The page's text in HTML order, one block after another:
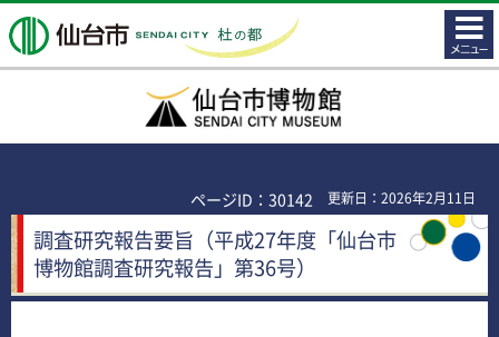
仙台市
コンテ
ンツメ
ニュー
仙台市博物館
ページID：30142 更新日：2026年2月11日
調査研究報告要旨（平成27年度「仙台市
博物館調査研究報告」第36号）